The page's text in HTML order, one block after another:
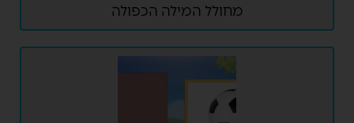
מחולל המילה הכפולה